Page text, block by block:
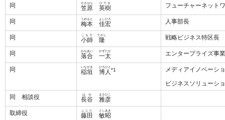
同
笠原
かさはら
英樹
ひでき フューチャーネット
同 梅本
うめもと
佳
よし
宏
ひろ 人事部長
同 小師
こもろ
隆
たかし 戦略ビジネス特区長
同 落合
おちあい
一
かず
太
たか エンタープライズ事
同 稲垣
いながき
博人
ひろひと
*1
メディアイノベーシ
ビジネスソリューシ
同 相談役
長谷
はせ
雅彦
まさひこ
取締役 藤田
ふじた
敏
とし
昭
あき